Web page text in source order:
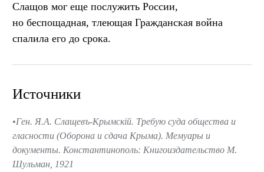
Слащов мог еще послужить России,
но беспощадная, тлеющая Гражданская война
спалила его до срока.
Источники
Ген. Я.А. Слащевъ-Крымскiй. Требую суда общества и
гласности (Оборона и сдача Крыма). Мемуары и
документы. Константинополь: Книгоиздательство М.
Шульман, 1921